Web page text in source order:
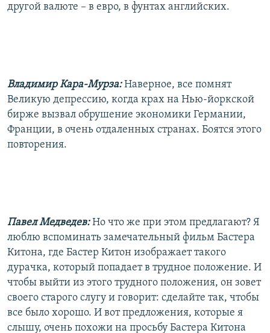
другой валюте – в евро, в фунтах английских.
Владимир Кара-Мурза:Наверное, все помнят
Великую депрессию, когда крах на Нью-йоркской
бирже вызвал обрушение экономики Германии,
Франции, в очень отдаленных странах. Боятся этого
повторения.
Павел Медведев:Но что же при этом предлагают? Я
люблю вспоминать замечательный фильм Бастера
Китона, где Бастер Китон изображает такого
дурачка, который попадает в трудное положение. И
чтобы выйти из этого трудного положения, он зовет
своего старого слугу и говорит: сделайте так, чтобы
все было хорошо. И вот предложения, которые я
слышу, очень похожи на просьбу Бастера Китона